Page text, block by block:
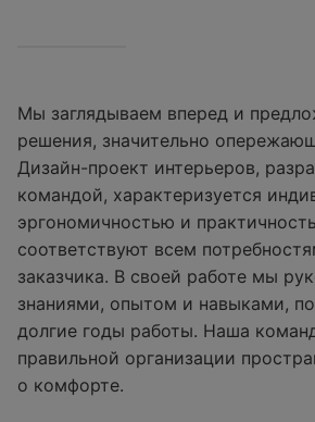
Мы заглядываем вперед и
решения, значительно
Дизайн-проект интерьеров,
командой, характеризуется
эргономичностью и
соответствуют всем
заказчика. В своей работе мы
знаниями, опытом и навыками,
долгие годы работы. Наша
правильной организации
о комфорте.